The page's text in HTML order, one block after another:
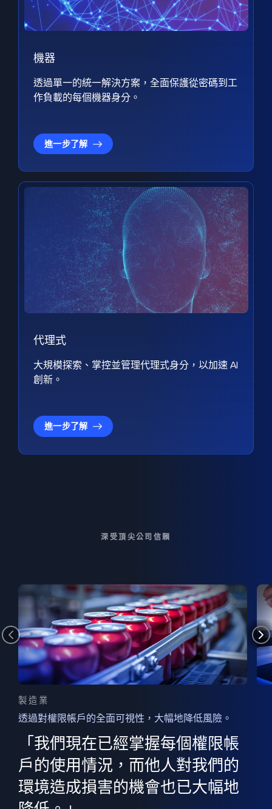
機器
透過單一的統一解決方案，全面保護從密碼到工
作負載的每個機器身分。
進一步了解
代理式
大規模探索、掌控並管理代理式身分，以加速 AI
創新。
進一步了解
深受頂尖公司信賴
製造業
透過對權限帳戶的全面可視性，大幅地降低風險。
「我們現在已經掌握每個權限帳
戶的使用情況，而他人對我們的
環境造成損害的機會也已大幅地